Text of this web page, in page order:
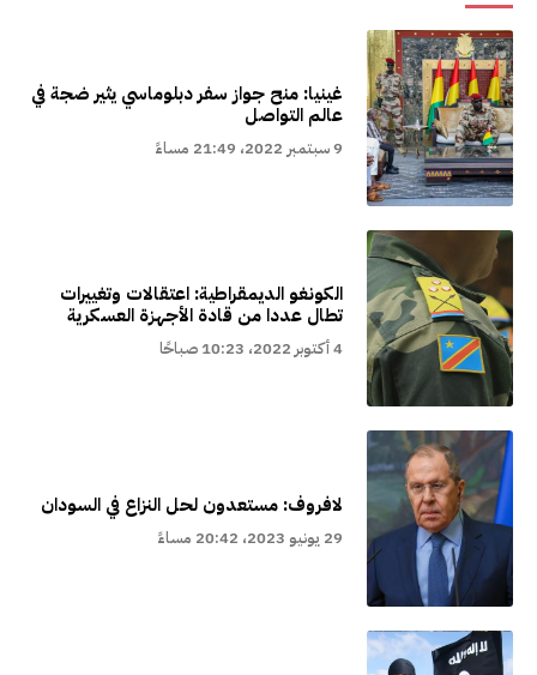
غينيا: منح جواز سفر دبلوماسي يثير ضجة في
عالم التواصل
9 سبتمبر 2022، 21:49 مساءً
الكونغو الديمقراطية: اعتقالات وتغييرات
تطال عددا من قادة الأجهزة العسكرية
4 أكتوبر 2022، 10:23 صباحًا
لافروف: مستعدون لحل النزاع في السودان
29 يونيو 2023، 20:42 مساءً